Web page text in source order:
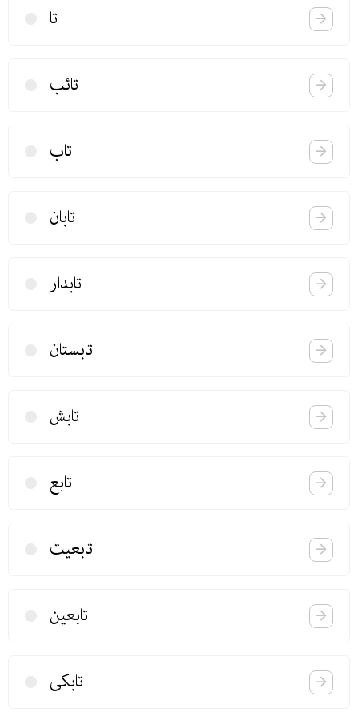
تا
تائب
تاب
تابان
تابدار
تابستان
تابش
تابع
تابعیت
تابعین
تابكی